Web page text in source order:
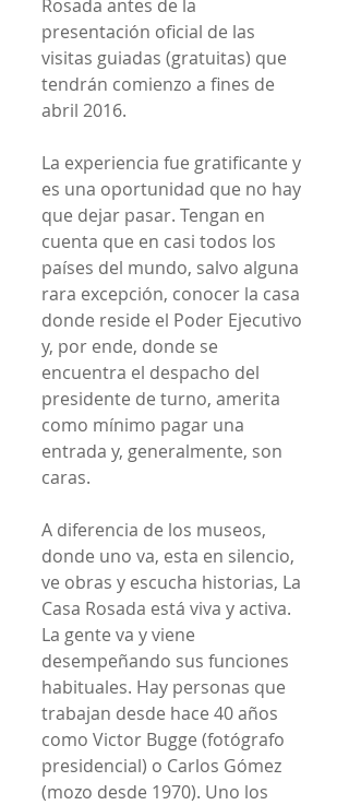
Rosada antes de la
presentación oficial de las
visitas guiadas (gratuitas) que
tendrán comienzo a fines de
abril 2016.
La experiencia fue gratificante y
es una oportunidad que no hay
que dejar pasar. Tengan en
cuenta que en casi todos los
países del mundo, salvo alguna
rara excepción, conocer la casa
donde reside el Poder Ejecutivo
y, por ende, donde se
encuentra el despacho del
presidente de turno, amerita
como mínimo pagar una
entrada y, generalmente, son
caras.
A diferencia de los museos,
donde uno va, esta en silencio,
ve obras y escucha historias, La
Casa Rosada está viva y activa.
La gente va y viene
desempeñando sus funciones
habituales. Hay personas que
trabajan desde hace 40 años
como Victor Bugge (fotógrafo
presidencial) o Carlos Gómez
(mozo desde 1970). Uno los